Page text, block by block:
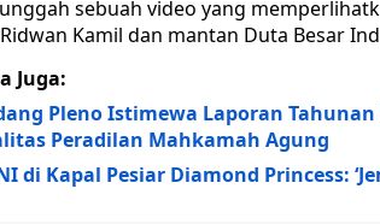
sebuah video yang
Kamil dan mantan Duta Besar
Juga:
Pleno Istimewa Laporan
Peradilan Mahkamah Agung
di Kapal Pesiar Diamond Princess: